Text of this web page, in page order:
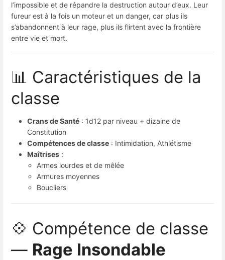
l’impossible et de répandre la destruction autour d’eux. Leur
fureur est à la fois un moteur et un danger, car plus ils
s’abandonnent à leur rage, plus ils flirtent avec la frontière
entre vie et mort.
📊 Caractéristiques de la
classe
Crans de Santé : 1d12 par niveau + dizaine de
Constitution
Compétences de classe : Intimidation, Athlétisme
Maîtrises :
Armes lourdes et de mêlée
Armures moyennes
Boucliers
💠 Compétence de classe
— Rage Insondable